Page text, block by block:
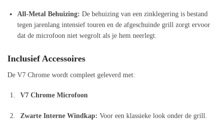
All-Metal Behuizing: De behuizing van een zinklegering is bestand
tegen jarenlang intensief touren en de afgeschuinde grill zorgt ervoor
dat de microfoon niet wegrolt als je hem neerlegt.
Inclusief Accessoires
De V7 Chrome wordt compleet geleverd met:
V7 Chrome Microfoon
Zwarte Interne Windkap: Voor een klassieke look onder de grill.